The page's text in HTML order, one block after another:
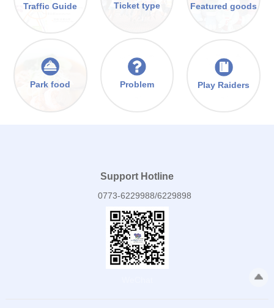
Traffic Guide Ticket type Featured goods
Park food Problem Play Raiders
Support Hotline
0773-6229988/6229898